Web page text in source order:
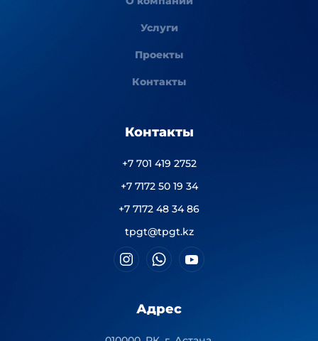
Услуги
Проекты
Контакты
Контакты
+7 701 419 2752
+7 7172 50 19 34
+7 7172 48 34 86
tpgt@tpgt.kz
Адрес